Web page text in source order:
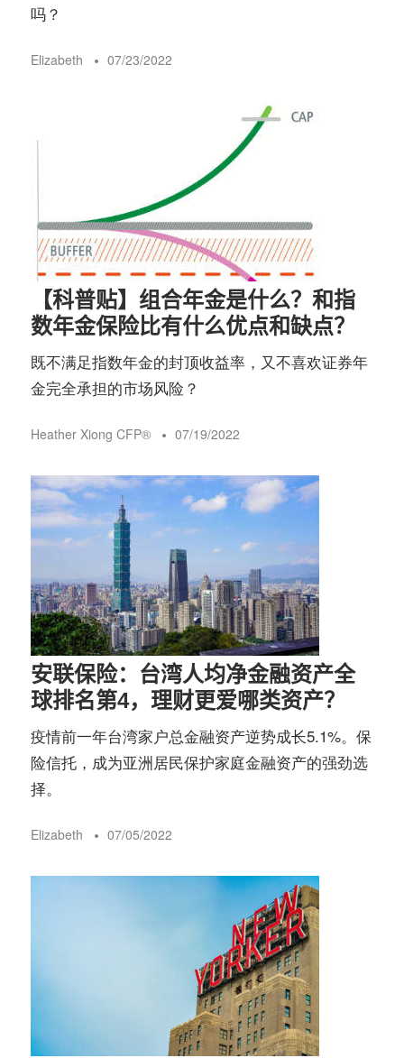
吗？
Elizabeth 07/23/2022
【科普贴】组合年金是什么？和指
数年金保险比有什么优点和缺点？
既不满足指数年金的封顶收益率，又不喜欢证券年
金完全承担的市场风险？
Heather Xiong CFP®️ 07/19/2022
安联保险：台湾人均净金融资产全
球排名第4，理财更爱哪类资产？
疫情前一年台湾家户总金融资产逆势成长5.1%。保
险信托，成为亚洲居民保护家庭金融资产的强劲选
择。
Elizabeth 07/05/2022